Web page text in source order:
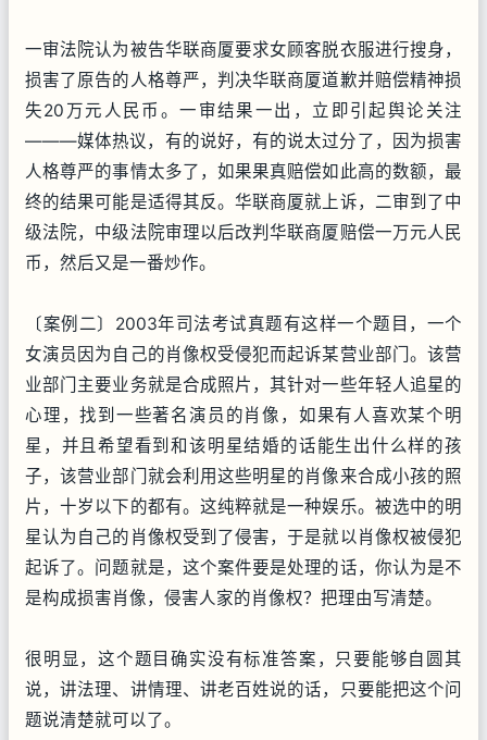
一审法院认为被告华联商厦要求女顾客脱衣服进行搜身，
损害了原告的人格尊严，判决华联商厦道歉并赔偿精神损
失20万元人民币。一审结果一出，立即引起舆论关注
———媒体热议，有的说好，有的说太过分了，因为损害
人格尊严的事情太多了，如果果真赔偿如此高的数额，最
终的结果可能是适得其反。华联商厦就上诉，二审到了中
级法院，中级法院审理以后改判华联商厦赔偿一万元人民
币，然后又是一番炒作。
〔案例二〕2003年司法考试真题有这样一个题目，一个
女演员因为自己的肖像权受侵犯而起诉某营业部门。该营
业部门主要业务就是合成照片，其针对一些年轻人追星的
心理，找到一些著名演员的肖像，如果有人喜欢某个明
星，并且希望看到和该明星结婚的话能生出什么样的孩
子，该营业部门就会利用这些明星的肖像来合成小孩的照
片，十岁以下的都有。这纯粹就是一种娱乐。被选中的明
星认为自己的肖像权受到了侵害，于是就以肖像权被侵犯
起诉了。问题就是，这个案件要是处理的话，你认为是不
是构成损害肖像，侵害人家的肖像权？把理由写清楚。
很明显，这个题目确实没有标准答案，只要能够自圆其
说，讲法理、讲情理、讲老百姓说的话，只要能把这个问
题说清楚就可以了。